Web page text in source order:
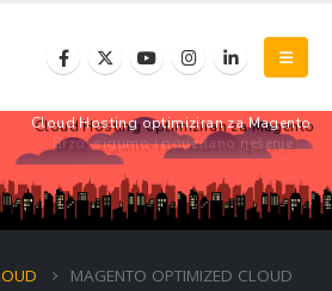
Cloud Hosting optimiziran za Magento
Brzo, sigurno i pouzdano rješenje
MAGENTO OPTIMIZED CLOUD